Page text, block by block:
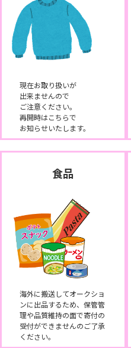
現在お取り扱いが
出来ませんので
ご注意ください。
再開時はこちらで
お知らせいたします。
食品
海外に搬送してオークショ
ンに出品するため、保管管
理や品質維持の面で寄付の
受付ができませんのご了承
ください。